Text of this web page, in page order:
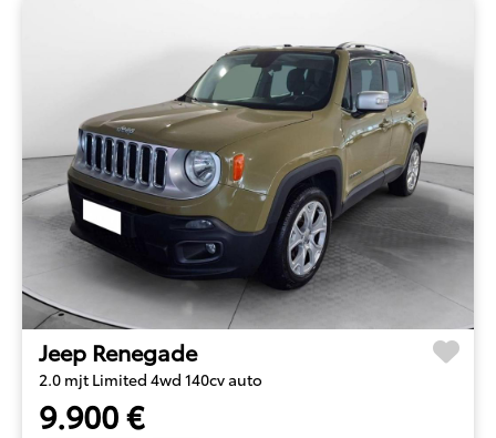
Jeep Renegade
2.0 mjt Limited 4wd 140cv auto
9.900 €